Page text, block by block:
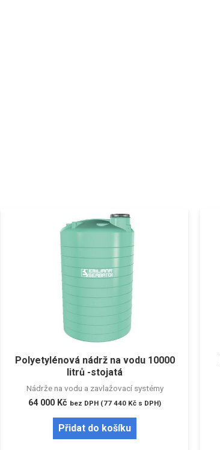
Polyetylénová nádrž na vodu 10000
litrů -stojatá
Nádrže na vodu a zavlažovací systémy
64 000 Kč bez DPH (77 440 Kč s DPH)
Přidat do košíku